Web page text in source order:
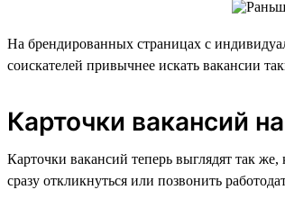
На брендированных страницах с
соискателей привычнее искать вакансии
Карточки вакансий
Карточки вакансий теперь выглядят так
сразу откликнуться или позвонить